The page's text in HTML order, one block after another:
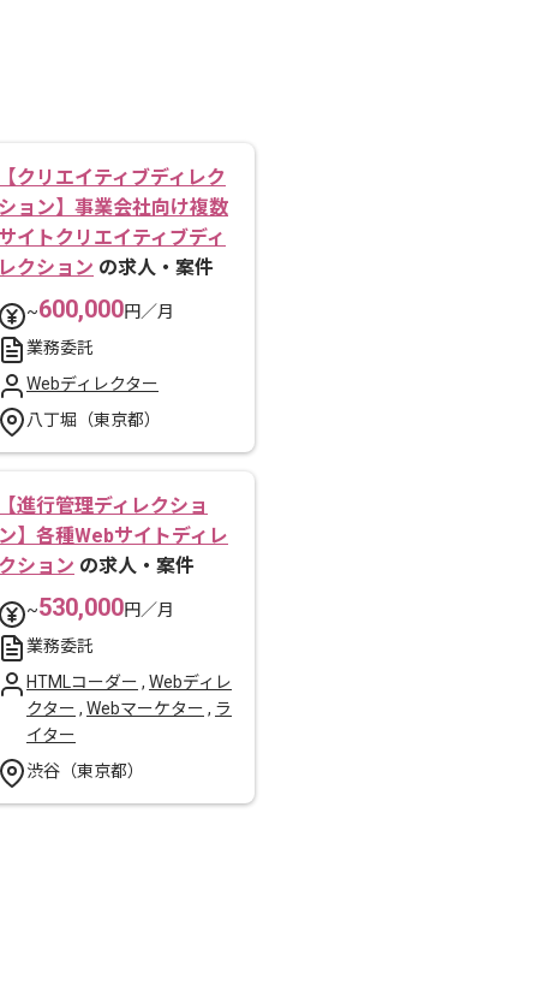
【クリエイティブディレク
ション】事業会社向け複数
サイトクリエイティブディ
レクション の求人・案件
~600,000円／月
業務委託
Webディレクター
八丁堀（東京都）
【進行管理ディレクショ
ン】各種Webサイトディレ
クション の求人・案件
~530,000円／月
業務委託
HTMLコーダー , Webディレ
クター , Webマーケター , ラ
イター
渋谷（東京都）